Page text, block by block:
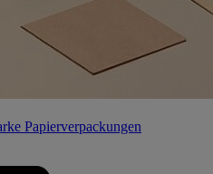
Papierverpackungen